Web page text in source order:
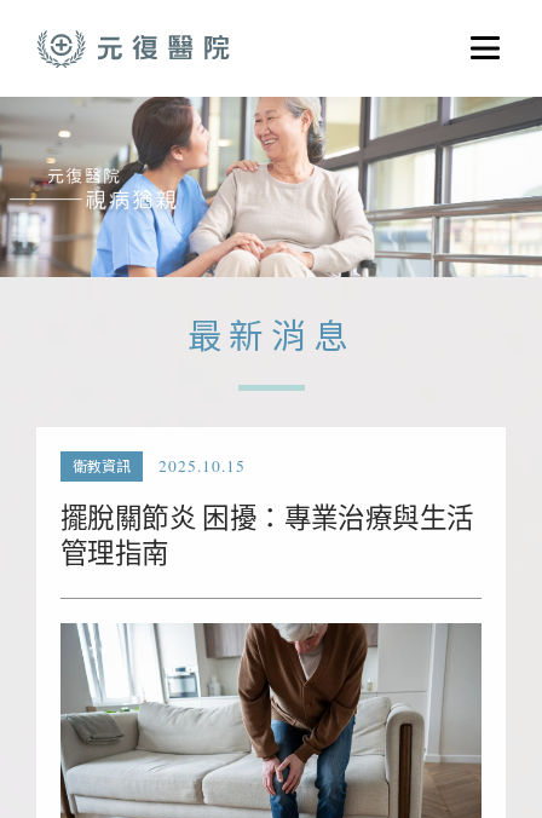
選單
關於元復
就醫指南
醫學門診
醫療養護服務
最新消息
衛教資訊 2025.10.15
擺脫關節炎 困擾：專業治療與生活
管理指南